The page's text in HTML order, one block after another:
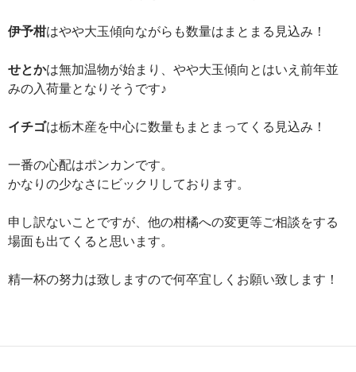
伊予柑はやや大玉傾向ながらも数量はまとまる見込み！
せとかは無加温物が始まり、やや大玉傾向とはいえ前年並
みの入荷量となりそうです♪
イチゴは栃木産を中心に数量もまとまってくる見込み！
一番の心配はポンカンです。
かなりの少なさにビックリしております。
申し訳ないことですが、他の柑橘への変更等ご相談をする
場面も出てくると思います。
精一杯の努力は致しますので何卒宜しくお願い致します！